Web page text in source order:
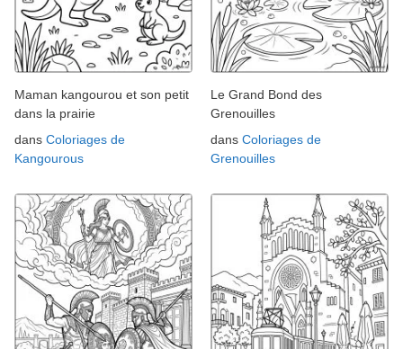
Maman kangourou et son petit
dans la prairie
dans Coloriages de
Kangourous
Le Grand Bond des
Grenouilles
dans Coloriages de
Grenouilles